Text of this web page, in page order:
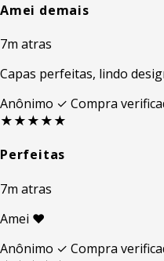
Amei demais
7m atras
Capas perfeitas, lindo
Anônimo ✓ Compra
★★★★★
Perfeitas
7m atras
Amei ❤
Anônimo ✓ Compra